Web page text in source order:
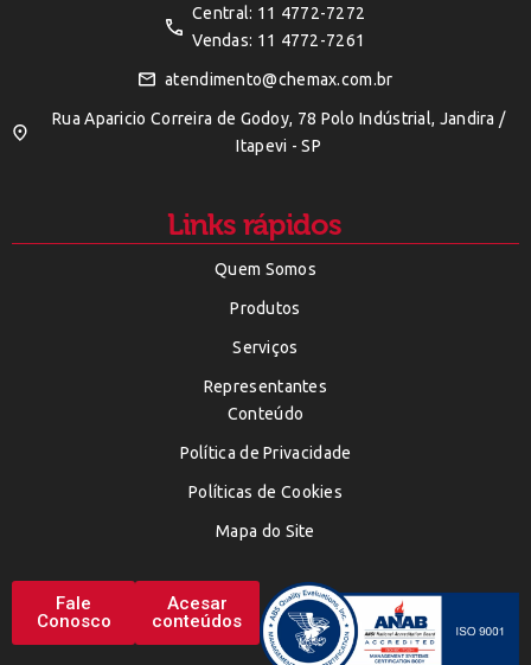
Central: 11 4772-7272
Vendas: 11 4772-7261
atendimento@chemax.com.br
Rua Aparicio Correira de Godoy, 78 Polo Indústrial, Jandira /
Itapevi - SP
Links rápidos
Quem Somos
Produtos
Serviços
Representantes
Conteúdo
Política de Privacidade
Políticas de Cookies
Mapa do Site
Fale
Conosco
Acesar
conteúdos